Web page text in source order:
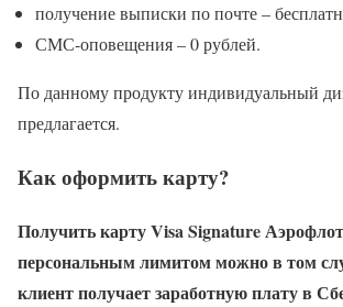
получение выписки по почте –
СМС-оповещения – 0 рублей.
По данному продукту индивидуальный
предлагается.
Как оформить карту?
Получить карту Visa Signature
персональным лимитом можно в том
клиент получает заработную плату в